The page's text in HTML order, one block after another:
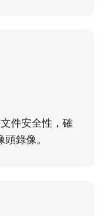
件安全性，確
錄像。